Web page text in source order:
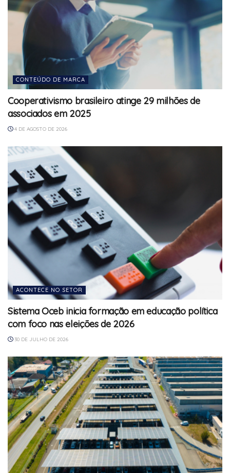
CONTEÚDO DE MARCA
Cooperativismo brasileiro atinge 29 milhões de
associados em 2025
4 DE AGOSTO DE 2026
ACONTECE NO SETOR
Sistema Oceb inicia formação em educação política
com foco nas eleições de 2026
30 DE JULHO DE 2026